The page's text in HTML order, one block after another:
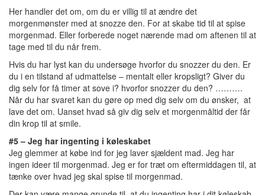
Her handler det om, om du er villig til at ændre det
morgenmønster med at snozze den. For at skabe tid til at spise
morgenmad. Eller forberede noget nærende mad om aftenen til at
tage med til du når frem.
Hvis du har lyst kan du undersøge hvorfor du snozzer du den. Er
du i en tilstand af udmattelse – mentalt eller kropsligt? Giver du
dig selv for få timer at sove i? hvorfor snozzer du den? ……….
Når du har svaret kan du gøre op med dig selv om du ønsker, at
lave det om. Uanset hvad så giv dig selv et morgenmåltid der får
din krop til at smile.
#5 – Jeg har ingenting i køleskabet
Jeg glemmer at købe ind for jeg laver sjældent mad. Jeg har
ingen ideer til morgenmad. Jeg er for træt om eftermiddagen til, at
tænke over hvad jeg skal spise til morgenmad.